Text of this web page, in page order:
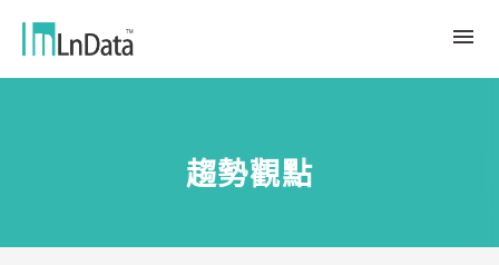
Ln{CARBON}
趨勢觀點